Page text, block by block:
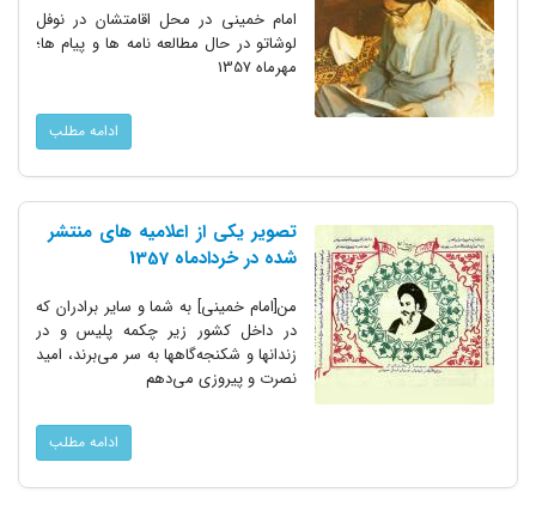
امام خمینی در محل اقامتشان در نوفل
لوشاتو در حال مطالعه نامه ها و پیام ها؛
مهرماه 1357
ادامه مطلب
تصویر یکی از اعلامیه های منتشر
شده در خردادماه 1357
من[امام خمینی] به شما و سایر برادران که
در داخل کشور زیر چکمه پلیس و در
زندانها و شکنجه‌گاهها به سر می‌برند، امید
نصرت و پیروزی می‌دهم
ادامه مطلب